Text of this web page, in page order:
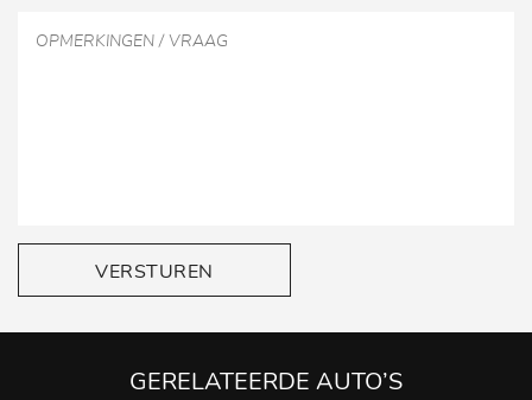
VERSTUREN
GERELATEERDE AUTO’S